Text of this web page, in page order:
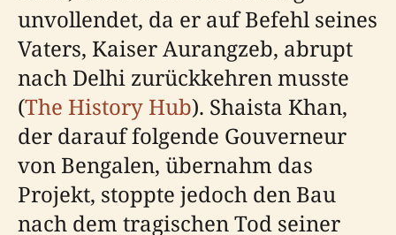
unvollendet, da er auf Befehl seines
Vaters, Kaiser Aurangzeb, abrupt
nach Delhi zurückkehren musste
(The History Hub). Shaista Khan,
der darauf folgende Gouverneur
von Bengalen, übernahm das
Projekt, stoppte jedoch den Bau
nach dem tragischen Tod seiner